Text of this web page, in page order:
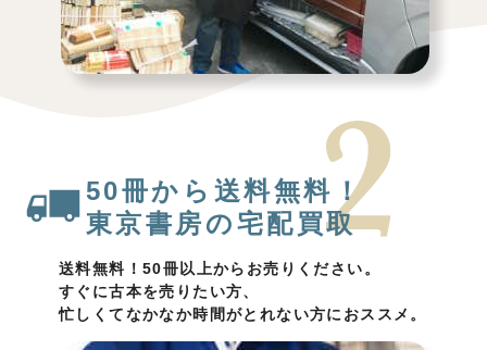
50冊から送料無料！
東京書房の宅配買取
送料無料！50冊以上からお売りください。
すぐに古本を売りたい方、
忙しくてなかなか時間がとれない方におススメ。